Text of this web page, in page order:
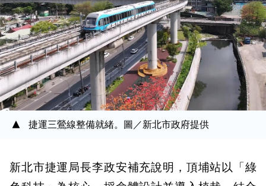
捷運三鶯線整備就緒。圖／新北市政府提供
新北市捷運局長李政安補充說明，頂埔站以「綠